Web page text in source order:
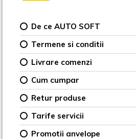
De ce AUTO SOFT
Termene si conditii
Livrare comenzi
Cum cumpar
Retur produse
Tarife servicii
Promotii anvelope